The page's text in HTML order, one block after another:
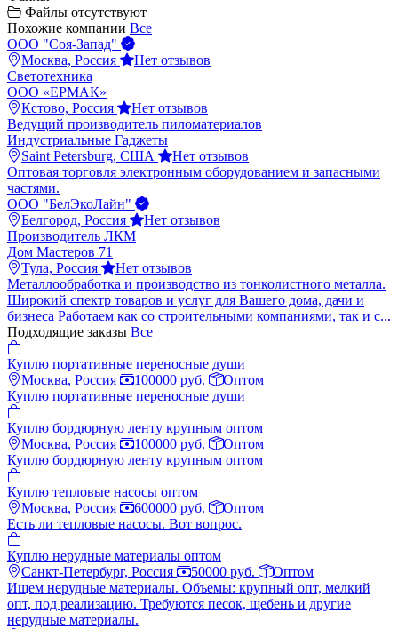
Файлы отсутствуют
Похожие компании Все
ООО "Соя-Запад"
Москва, Россия
Нет отзывов
Светотехника
ООО «ЕРМАК»
Кстово, Россия
Нет отзывов
Ведущий производитель пиломатериалов
Индустриальные Гаджеты
Saint Petersburg, США
Нет отзывов
Оптовая торговля электронным оборудованием и запасными
частями.
ООО "БелЭкоЛайн"
Белгород, Россия
Нет отзывов
Производитель ЛКМ
Дом Мастеров 71
Тула, Россия
Нет отзывов
Металлообработка и производство из тонколистного металла.
Широкий спектр товаров и услуг для Вашего дома, дачи и
бизнеса Работаем как со строительными компаниями, так и с...
Подходящие заказы Все
Куплю портативные переносные души
Москва, Россия
100000 руб.
Оптом
Куплю портативные переносные души
Куплю бордюрную ленту крупным оптом
Москва, Россия
100000 руб.
Оптом
Куплю бордюрную ленту крупным оптом
Куплю тепловые насосы оптом
Москва, Россия
600000 руб.
Оптом
Есть ли тепловые насосы. Вот вопрос.
Куплю нерудные материалы оптом
Санкт-Петербург, Россия
50000 руб.
Оптом
Ищем нерудные материалы. Объемы: крупный опт, мелкий
опт, под реализацию. Требуются песок, щебень и другие
нерудные материалы.